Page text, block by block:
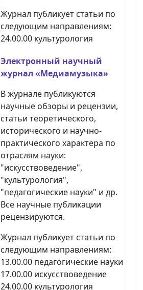
Журнал публикует статьи по
следующим направлениям:
24.00.00 культурология
Электронный научный
журнал «Медиамузыка»
В журнале публикуются
научные обзоры и рецензии,
статьи теоретического,
исторического и научно-
практического характера по
отраслям науки:
"искусствоведение",
"культурология",
"педагогические науки" и др.
Все научные публикации
рецензируются.
Журнал публикует статьи по
следующим направлениям:
13.00.00 педагогические науки
17.00.00 искусствоведение
24.00.00 культурология